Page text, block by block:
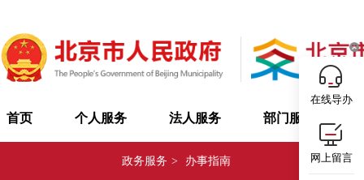
首页 个人服务 法人服务 部门服务
政务服务 > 办事指南
在线导办
网上留言